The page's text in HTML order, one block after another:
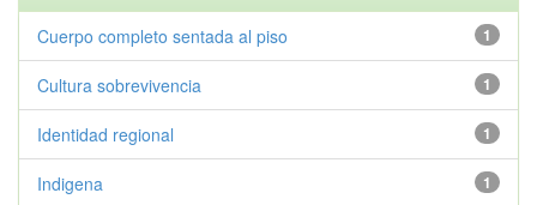
1
Cuerpo completo sentada al piso
1
Cultura sobrevivencia
1
Identidad regional
1
Indigena